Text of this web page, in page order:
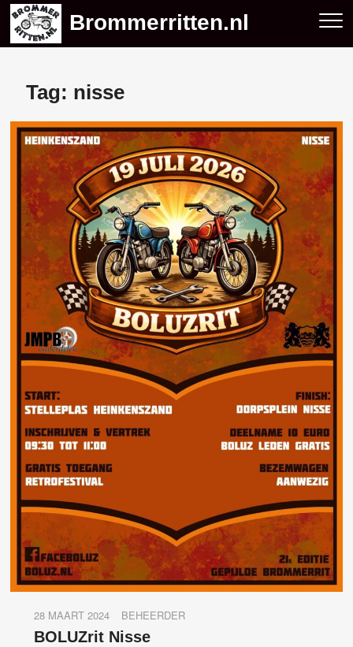
Skip
content
Brommerritten.nl
Tag: nisse
28 MAART 2024 BEHEERDER
BOLUZrit Nisse